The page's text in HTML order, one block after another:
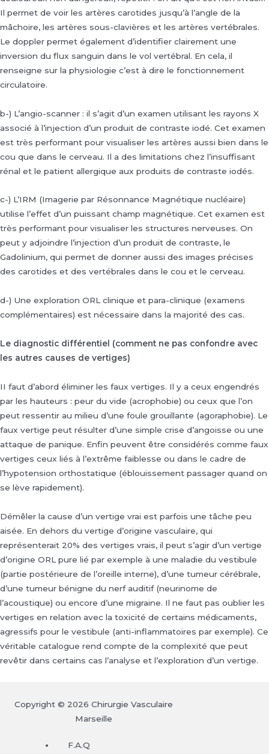
Il permet de voir les artères carotides jusqu’à l’angle de la
mâchoire, les artères sous-clavières et les artères vertébrales.
Le doppler permet également d’identifier clairement une
inversion du flux sanguin dans le vol vertébral. En cela, il
renseigne sur la physiologie c’est à dire le fonctionnement
circulatoire.
b-) L’angio-scanner : il s’agit d’un examen utilisant les rayons X
associé à l’injection d’un produit de contraste iodé. Cet examen
est très performant pour visualiser les artères aussi bien dans le
cou que dans le cerveau. Il a des limitations chez l’insuffisant
rénal et le patient allergique aux produits de contraste iodés.
c-) L’IRM (Imagerie par Résonnance Magnétique nucléaire)
utilise l’effet d’un puissant champ magnétique. Cet examen est
très performant pour visualiser les structures nerveuses. On
peut y adjoindre l’injection d’un produit de contraste, le
Gadolinium, qui permet de donner aussi des images précises
des carotides et des vertébrales dans le cou et le cerveau.
d-) Une exploration ORL clinique et para-clinique (examens
complémentaires) est nécessaire dans la majorité des cas.
Le diagnostic différentiel (comment ne pas confondre avec
les autres causes de vertiges)
II faut d’abord éliminer les faux vertiges. Il y a ceux engendrés
par les hauteurs : peur du vide (acrophobie) ou ceux que l’on
peut ressentir au milieu d’une foule grouillante (agoraphobie). Le
faux vertige peut résulter d’une simple crise d’angoisse ou une
attaque de panique. Enfin peuvent être considérés comme faux
vertiges ceux liés à l’extrême faiblesse ou dans le cadre de
l’hypotension orthostatique (éblouissement passager quand on
se lève rapidement).
Démêler la cause d’un vertige vrai est parfois une tâche peu
aisée. En dehors du vertige d’origine vasculaire, qui
représenterait 20% des vertiges vrais, il peut s’agir d’un vertige
d’origine ORL pure lié par exemple à une maladie du vestibule
(partie postérieure de l’oreille interne), d’une tumeur cérébrale,
d’une tumeur bénigne du nerf auditif (neurinome de
l’acoustique) ou encore d’une migraine. Il ne faut pas oublier les
vertiges en relation avec la toxicité de certains médicaments,
agressifs pour le vestibule (anti-inflammatoires par exemple). Ce
véritable catalogue rend compte de la complexité que peut
revêtir dans certains cas l’analyse et l’exploration d’un vertige.
Copyright © 2026 Chirurgie Vasculaire
Marseille
F.A.Q